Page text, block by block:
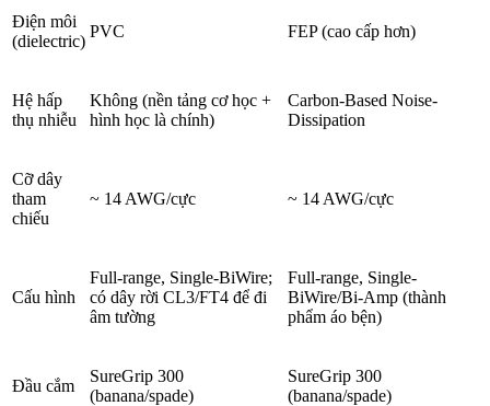
Điện môi
(dielectric)
PVC FEP (cao cấp hơn)
Hệ hấp
thụ nhiễu
Không (nền tảng cơ học +
hình học là chính)
Carbon-Based Noise-
Dissipation
Cỡ dây
tham
chiếu
~ 14 AWG/cực ~ 14 AWG/cực
Cấu hình
Full-range, Single-BiWire;
có dây rời CL3/FT4 để đi
âm tường
Full-range, Single-
BiWire/Bi-Amp (thành
phẩm áo bện)
Đầu cắm
SureGrip 300
(banana/spade)
SureGrip 300
(banana/spade)